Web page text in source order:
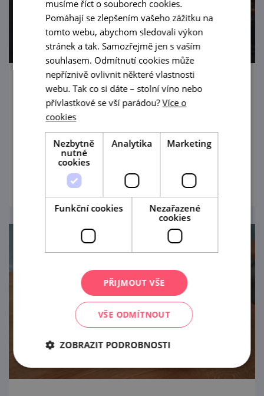
Valtická procházka se špetkou Rakouska
Malebné Valtice nabízí mnohem víc, než se
podniků tu vyrostlo jako hub po dešti. Spojte
jejich návštěvu s procházkou ke kolonádě na
Reistně, je to výlet jako lusk!
musíme říct o souborech cookies.
Pomáhají se zlepšením vašeho zážitku na
tomto webu, abychom sledovali výkon
stránek a tak. Samozřejmě jen s vaším
souhlasem. Odmítnutí cookies může
nepříznivě ovlivnit některé vlastnosti
webu. Tak co si dáte – stolní víno nebo
přívlastkové se vší parádou?Více o
cookies
Nezbytně
nutné
cookies
Analytika Marketing
Funkční cookies
Nezařazené
cookies
PŘIJMOUT VŠE
VŠE ODMÍTNOUT
ZOBRAZIT PODROBNOSTI